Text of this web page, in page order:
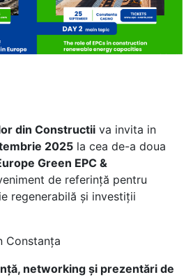
din Constructii va invita in
2025 la cea de-a doua
Green EPC &
de referință pentru
regenerabilă și investiții
Constanța
networking și prezentări de